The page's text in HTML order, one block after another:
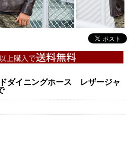
ダイニングホース レザージャ